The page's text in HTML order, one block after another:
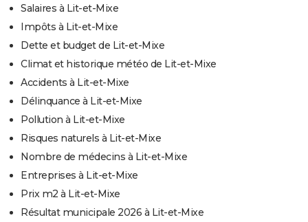
Salaires à Lit-et-Mixe
Impôts à Lit-et-Mixe
Dette et budget de Lit-et-Mixe
Climat et historique météo de Lit-et-Mixe
Accidents à Lit-et-Mixe
Délinquance à Lit-et-Mixe
Pollution à Lit-et-Mixe
Risques naturels à Lit-et-Mixe
Nombre de médecins à Lit-et-Mixe
Entreprises à Lit-et-Mixe
Prix m2 à Lit-et-Mixe
Résultat municipale 2026 à Lit-et-Mixe